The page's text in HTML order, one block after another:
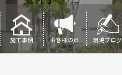
施工事例 お客様の声 現場ブログ